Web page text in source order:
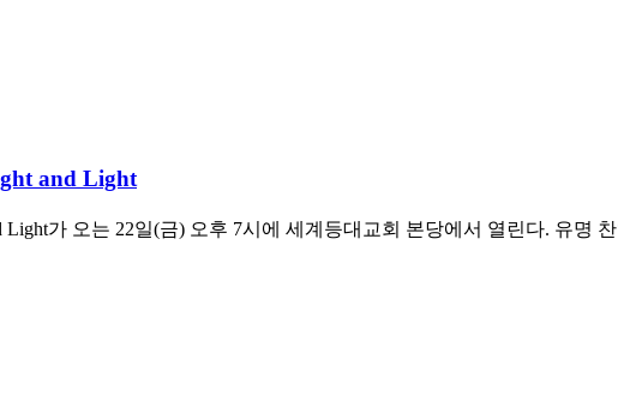
and Light
Light가 오는 22일(금) 오후 7시에 세계등대교회 본당에서 열린다. 유명